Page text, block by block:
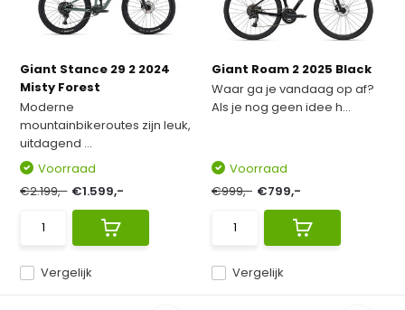
Giant Stance 29 2 2024
Misty Forest
Moderne
mountainbikeroutes zijn leuk,
uitdagend ...
Vergelijk
Voorraad
€2.199,- €1.599,-
Giant Roam 2 2025 Black
Waar ga je vandaag op af?
Als je nog geen idee h...
Vergelijk
Voorraad
€999,- €799,-